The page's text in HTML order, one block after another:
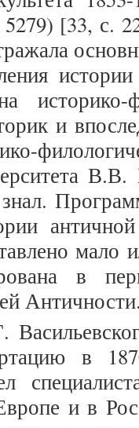
[33, с.
историко-
и
мало
в
в
и в